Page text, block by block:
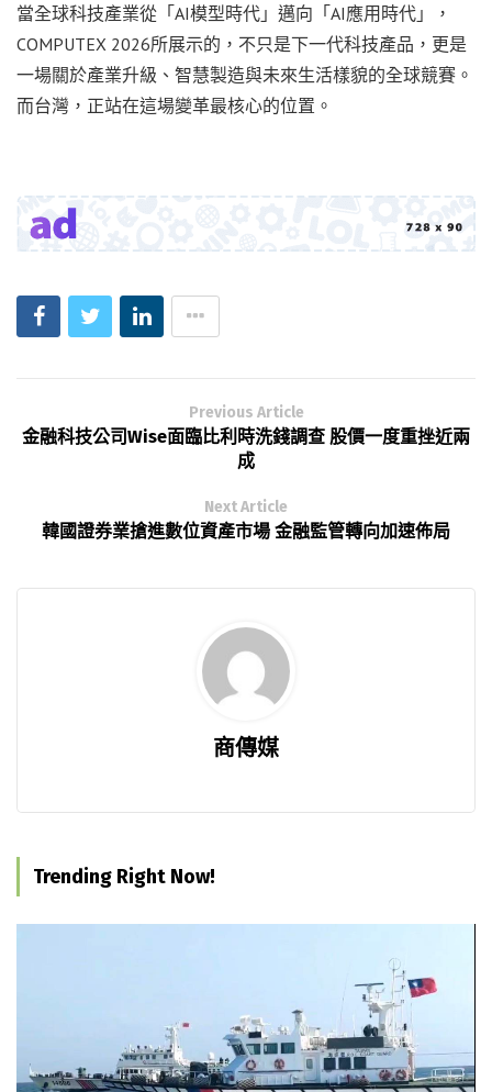
當全球科技產業從「AI模型時代」邁向「AI應用時代」，
COMPUTEX 2026所展示的，不只是下一代科技產品，更是
一場關於產業升級、智慧製造與未來生活樣貌的全球競賽。
而台灣，正站在這場變革最核心的位置。
Previous Article
金融科技公司Wise面臨比利時洗錢調查 股價一度重挫近兩
成
Next Article
韓國證券業搶進數位資產市場 金融監管轉向加速佈局
商傳媒
Trending Right Now!